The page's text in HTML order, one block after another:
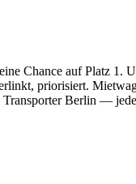
Chance auf Platz 1.
priorisiert.
Berlin —